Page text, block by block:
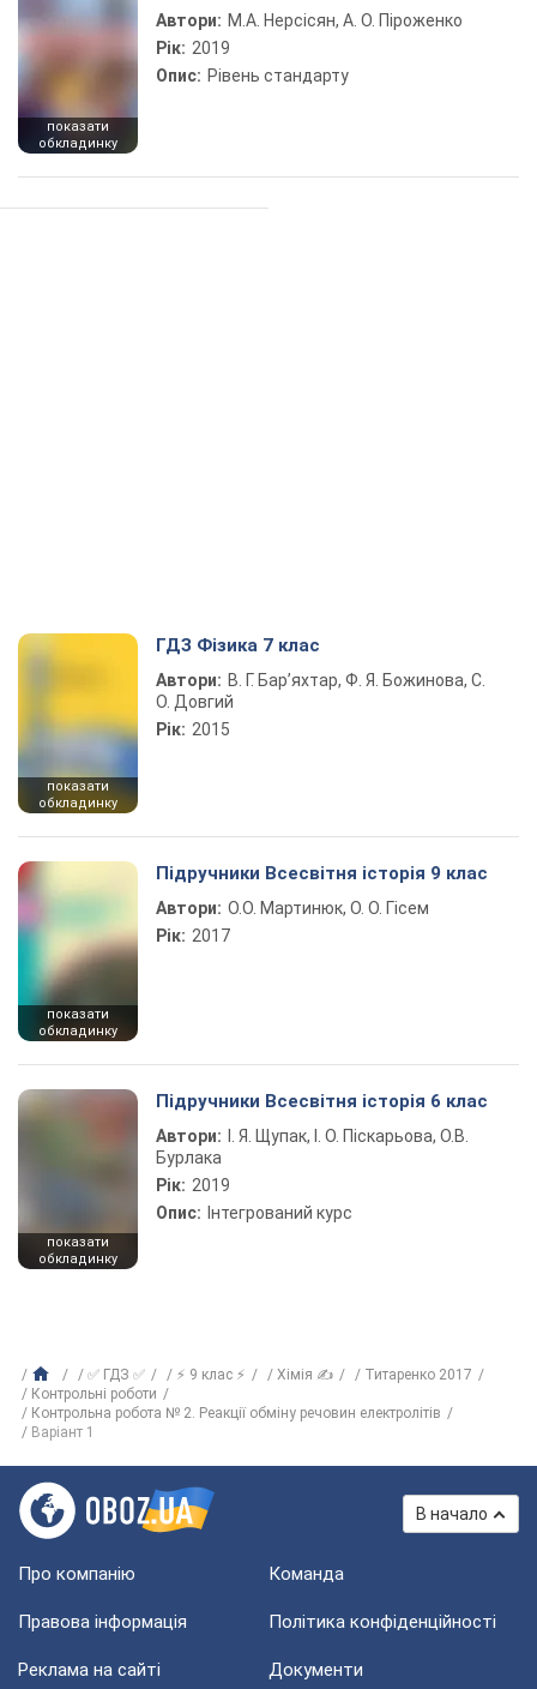
показати
обкладинку
Автори: М.А. Нерсісян, А. О. Піроженко
Рік: 2019
Опис: Рівень стандарту
показати
обкладинку
ГДЗ Фізика 7 клас
Автори: В. Г. Бар’яхтар, Ф. Я. Божинова, С.
О. Довгий
Рік: 2015
показати
обкладинку
Підручники Всесвітня історія 9 клас
Автори: О.О. Мартинюк, О. О. Гісем
Рік: 2017
показати
обкладинку
Підручники Всесвітня історія 6 клас
Автори:
І. Я. Щупак, І. О. Піскарьова, О.В.
Бурлака
Рік: 2019
Опис: Інтегрований курс
✅ ГДЗ ✅ ⚡ 9 клас ⚡ Хімія ✍
Титаренко 2017
Контрольні роботи
Контрольна робота № 2. Реакції обміну речовин електролітів
Варіант 1
В начало
Про компанію Команда
Правова інформація Політика конфіденційності
Реклама на сайті Документи